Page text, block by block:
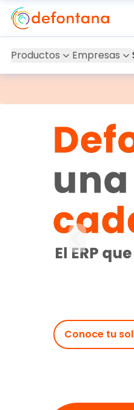
Productos Empresas
Conoce tu